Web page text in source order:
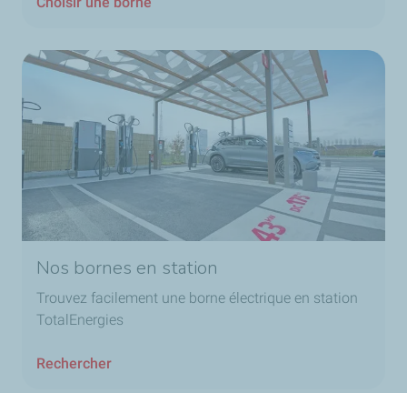
Nos bornes en station
Trouvez facilement une borne électrique en station
TotalEnergies
Rechercher